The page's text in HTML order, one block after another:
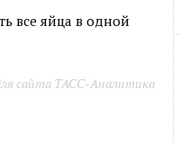
все яйца в одной
сайта ТАСС-Аналитика